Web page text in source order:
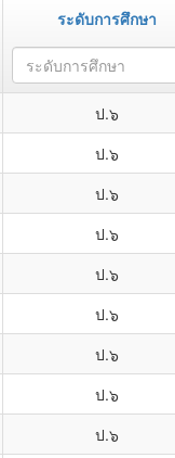
ระดับการศึกษา
ระดับการศึกษา
ป.๖
ป.๖
ป.๖
ป.๖
ป.๖
ป.๖
ป.๖
ป.๖
ป.๖